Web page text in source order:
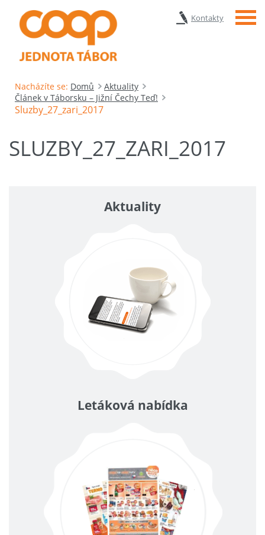
Kontakty Menu
Nacházíte se: Domů
Aktuality
Článek v Táborsku – Jižní Čechy Teď!
Sluzby_27_zari_2017
SLUZBY_27_ZARI_2017
Aktuality
Letáková nabídka